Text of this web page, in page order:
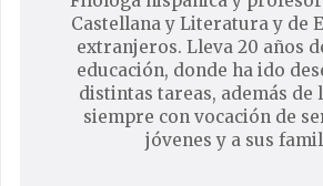
Castellana y Literatura y de
extranjeros. Lleva 20 años
educación, donde ha ido
distintas tareas, además de
siempre con vocación de
jóvenes y a sus